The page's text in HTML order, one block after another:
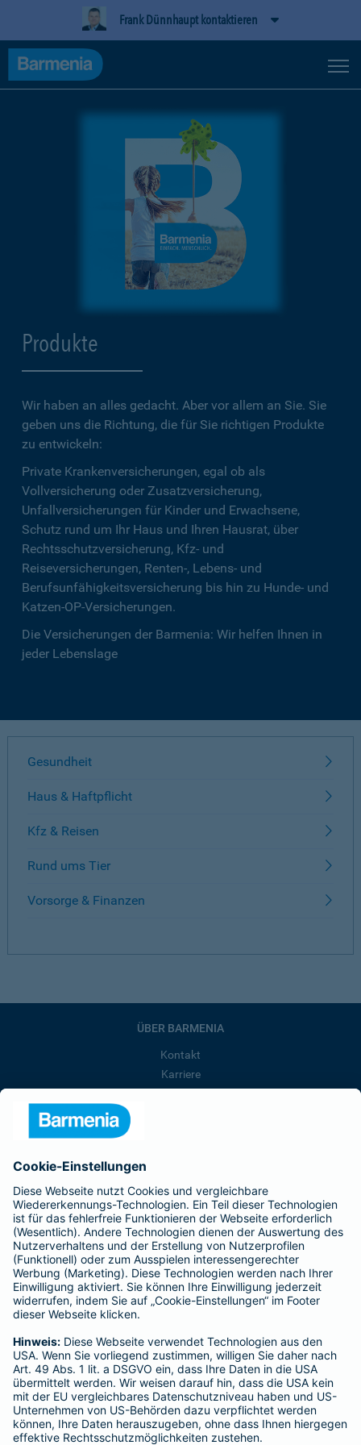
Frank Dünnhaupt kontaktieren
Produkte
Wir haben an alles gedacht. Aber vor allem an Sie. Sie
geben uns die Richtung, die für Sie richtigen Produkte
zu entwickeln:
Private Krankenversicherungen, egal ob als
Vollversicherung oder Zusatzversicherung,
Unfallversicherungen für Kinder und Erwachsene,
Schutz rund um Ihr Haus und Ihren Hausrat, über
Rechtsschutzversicherung, Kfz- und
Reiseversicherungen, Renten-, Lebens- und
Berufsunfähigkeitsversicherung bis hin zu Hunde- und
Katzen-OP-Versicherungen.
Die Versicherungen der Barmenia: Wir helfen Ihnen in
jeder Lebenslage
Gesundheit
Haus & Haftpflicht
Kfz & Reisen
Rund ums Tier
Vorsorge & Finanzen
ÜBER BARMENIA
Kontakt
Karriere
Barmenia ist Teil der BarmeniaGothaer
BELIEBTE SEITEN
Kranken-Zusatzversicherung
Tierversicherungen
Haftpflichtversicherung
Hausratversicherung
Adresse ändern
Schaden melden
Kilometerstandsmeldung
Serviceübersicht